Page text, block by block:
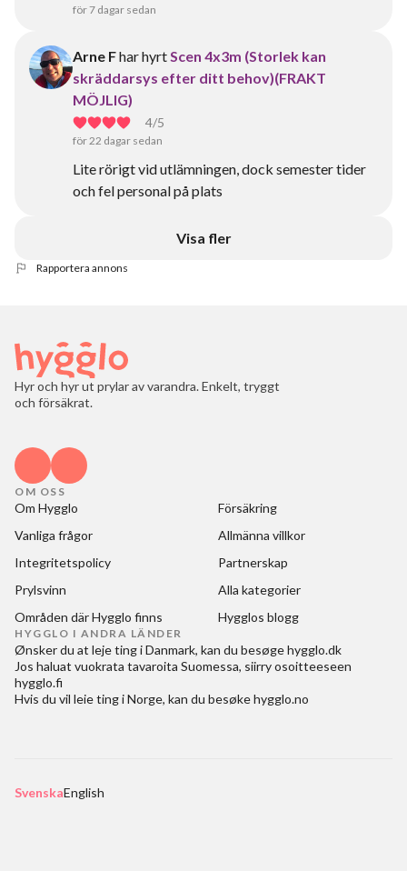
för 7 dagar sedan
Arne Fhar hyrtScen 4x3m (Storlek kan
skräddarsys efter ditt behov)(FRAKT
MÖJLIG)
4/5
för 22 dagar sedan
Lite rörigt vid utlämningen, dock semester tider
och fel personal på plats
Visa fler
Rapportera annons
Hyr och hyr ut prylar av varandra. Enkelt, tryggt
och försäkrat.
OM OSS
Om Hygglo
Försäkring
Vanliga frågor
Allmänna villkor
Integritetspolicy
Partnerskap
Prylsvinn
Alla kategorier
Områden där Hygglo finns
Hygglos blogg
HYGGLO I ANDRA LÄNDER
Ønsker du at leje ting i Danmark, kan du besøgehygglo.dk
Jos haluat vuokrata tavaroita Suomessa, siirry osoitteeseen
hygglo.fi
Hvis du vil leie ting i Norge, kan du besøkehygglo.no
SvenskaEnglish